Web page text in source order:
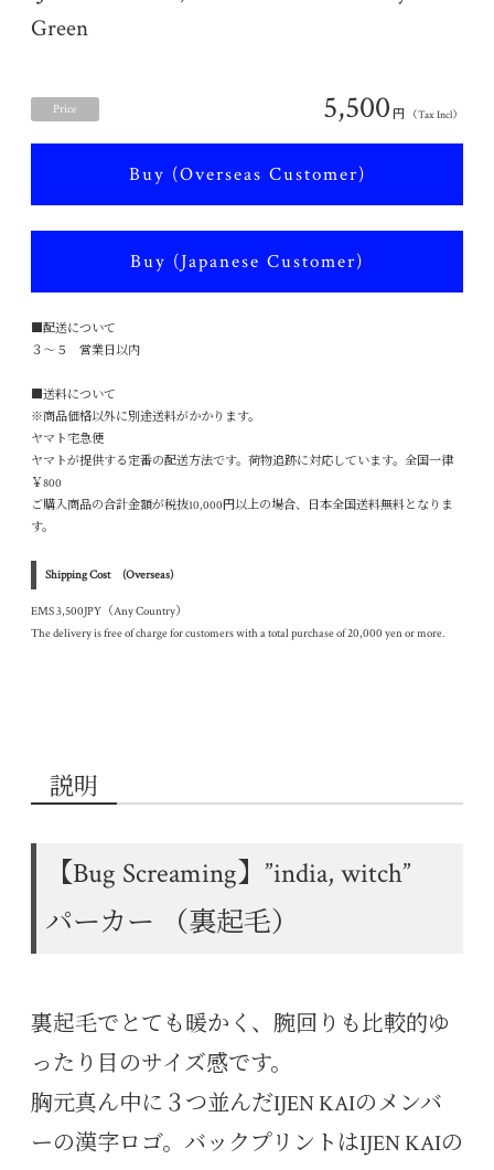
Green
Price 5,500 円 （Tax Incl）
Buy (Overseas Customer)
Buy (Japanese Customer)
■配送について
３～５ 営業日以内
■送料について
※商品価格以外に別途送料がかかります。
ヤマト宅急便
ヤマトが提供する定番の配送方法です。荷物追跡に対応しています。全国一律
￥800
ご購入商品の合計金額が税抜10,000円以上の場合、日本全国送料無料となりま
す。
Shipping Cost (Overseas)
EMS 3,500JPY（Any Country）
The delivery is free of charge for customers with a total purchase of 20,000 yen or more.
説明
【Bug Screaming】”india, witch”
パーカー （裏起毛）
裏起毛でとても暖かく、腕回りも比較的ゆ
ったり目のサイズ感です。
胸元真ん中に３つ並んだIJEN KAIのメンバ
ーの漢字ロゴ。バックプリントはIJEN KAIの